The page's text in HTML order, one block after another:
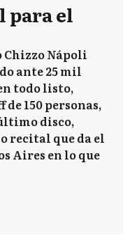
para el
Chizzo Nápoli
ante 25 mil
todo listo,
150 personas,
disco,
recital que da el
Aires en lo que